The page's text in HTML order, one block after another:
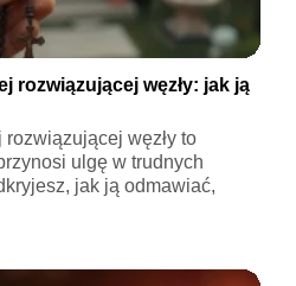
rozwiązującej węzły: jak ją
węzły to
ulgę w trudnych
jak ją odmawiać,